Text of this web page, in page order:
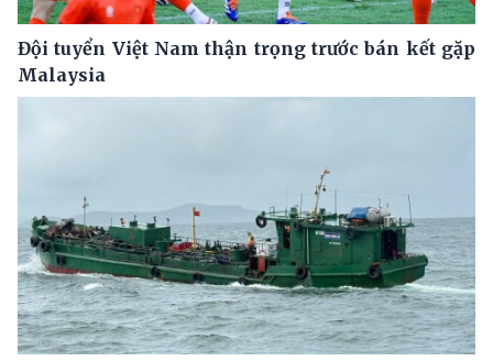
Đội tuyển Việt Nam thận trọng trước bán kết gặp
Malaysia